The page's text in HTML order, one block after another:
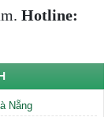
Hotline:
Nẵng